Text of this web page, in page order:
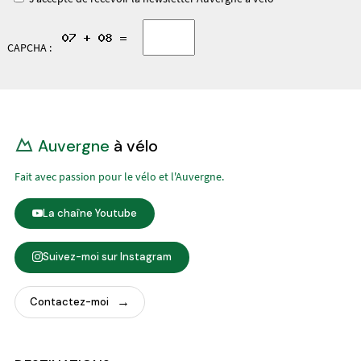
CAPCHA :
Auvergne à vélo
Fait avec passion pour le vélo et l'Auvergne.
La chaîne Youtube
Suivez-moi sur Instagram
Contactez-moi